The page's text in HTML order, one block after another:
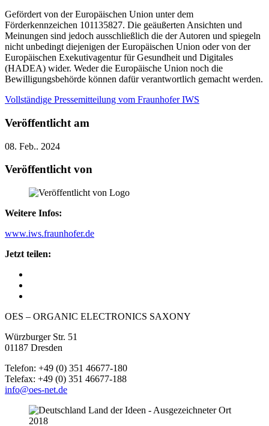
Gefördert von der Europäischen Union unter dem
Förderkennzeichen 101135827. Die geäußerten Ansichten und
Meinungen sind jedoch ausschließlich die der Autoren und spiegeln
nicht unbedingt diejenigen der Europäischen Union oder von der
Europäischen Exekutivagentur für Gesundheit und Digitales
(HADEA) wider. Weder die Europäische Union noch die
Bewilligungsbehörde können dafür verantwortlich gemacht werden.
Vollständige Pressemitteilung vom Fraunhofer IWS
Veröffentlicht am
08. Feb.. 2024
Veröffentlicht von
Weitere Infos:
www.iws.fraunhofer.de
Jetzt teilen:
OES – ORGANIC ELECTRONICS SAXONY
Würzburger Str. 51
01187 Dresden
Telefon: +49 (0) 351 46677-180
Telefax: +49 (0) 351 46677-188
info@oes-net.de